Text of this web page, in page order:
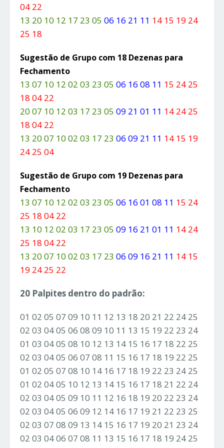
04 22
13 20 10 12 17 23 05 06 16 21 11 14 15 19 24
25 18
Sugestão de Grupo com 18 Dezenas para
Fechamento
13 07 10 12 02 03 23 05 06 16 08 11 15 24 25
18 04 22
20 07 10 12 03 17 23 05 09 21 01 11 14 24 25
18 04 22
13 20 07 10 02 03 17 23 06 09 21 11 14 15 19
24 25 04
Sugestão de Grupo com 19 Dezenas para
Fechamento
13 07 10 12 02 03 23 05 06 16 01 08 11 15 24
25 18 04 22
13 10 12 02 03 17 23 05 09 16 21 01 11 14 24
25 18 04 22
13 20 07 10 02 03 17 23 06 09 16 21 11 14 15
19 24 25 22
20 Palpites dentro do padrão:
01 02 05 07 09 10 11 12 13 18 20 21 22 24 25
02 03 04 05 06 08 09 10 11 13 15 19 22 23 24
01 03 04 05 08 10 12 13 14 15 16 17 18 22 25
02 03 04 05 06 07 08 11 15 16 17 18 19 22 25
01 02 05 07 08 10 14 16 17 18 19 22 23 24 25
01 02 04 05 10 12 13 14 15 16 17 18 21 22 24
02 03 04 05 09 10 11 12 16 18 19 20 22 23 24
02 03 04 05 06 09 12 14 16 17 19 21 22 23 25
02 03 07 08 09 13 14 15 16 17 19 20 21 23 24
02 03 04 06 07 08 11 13 15 16 17 18 19 24 25